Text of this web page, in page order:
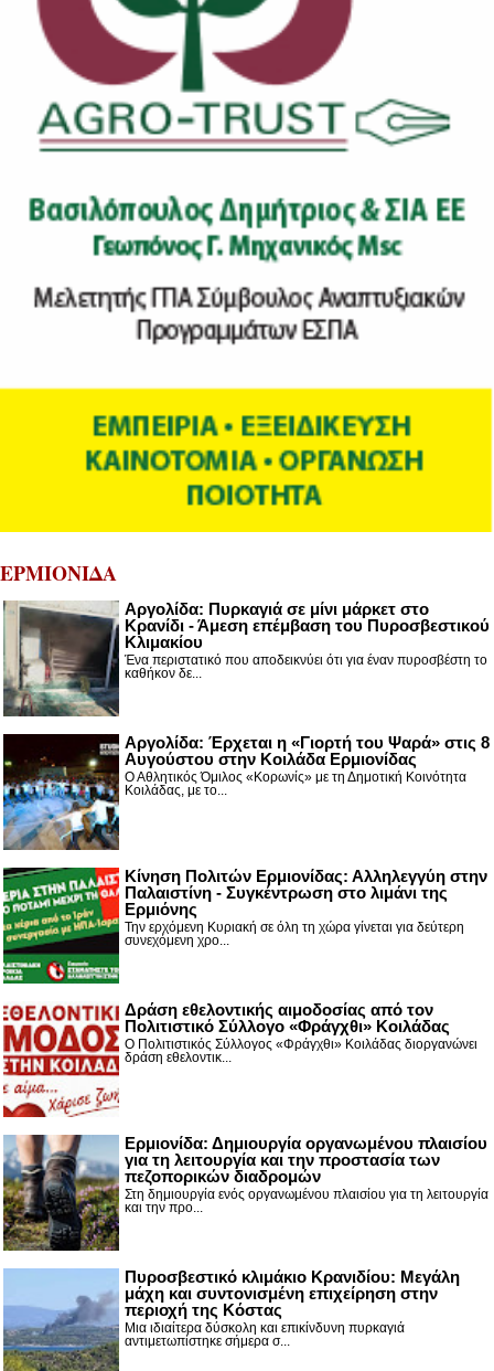
ΕΡΜΙΟΝΙΔΑ
Αργολίδα: Πυρκαγιά σε μίνι μάρκετ στο
Κρανίδι - Άμεση επέμβαση του Πυροσβεστικού
Κλιμακίου
Ένα περιστατικό που αποδεικνύει ότι για έναν πυροσβέστη το
καθήκον δε...
Αργολίδα: Έρχεται η «Γιορτή του Ψαρά» στις 8
Αυγούστου στην Κοιλάδα Ερμιονίδας
Ο Αθλητικός Όμιλος «Κορωνίς» με τη Δημοτική Κοινότητα
Κοιλάδας, με το...
Κίνηση Πολιτών Ερμιονίδας: Αλληλεγγύη στην
Παλαιστίνη - Συγκέντρωση στο λιμάνι της
Ερμιόνης
Την ερχόμενη Κυριακή σε όλη τη χώρα γίνεται για δεύτερη
συνεχόμενη χρο...
Δράση εθελοντικής αιμοδοσίας από τον
Πολιτιστικό Σύλλογο «Φράγχθι» Κοιλάδας
Ο Πολιτιστικός Σύλλογος «Φράγχθι» Κοιλάδας διοργανώνει
δράση εθελοντικ...
Ερμιονίδα: Δημιουργία οργανωμένου πλαισίου
για τη λειτουργία και την προστασία των
πεζοπορικών διαδρομών
Στη δημιουργία ενός οργανωμένου πλαισίου για τη λειτουργία
και την προ...
Πυροσβεστικό κλιμάκιο Κρανιδίου: Μεγάλη
μάχη και συντονισμένη επιχείρηση στην
περιοχή της Κόστας
Μια ιδιαίτερα δύσκολη και επικίνδυνη πυρκαγιά
αντιμετωπίστηκε σήμερα σ...